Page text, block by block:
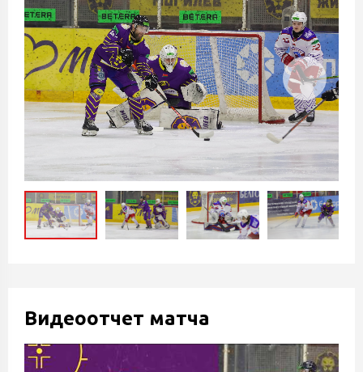
Видеоотчет матча